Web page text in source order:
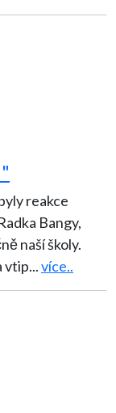
reakce
Bangy,
naší školy.
vtip...více..